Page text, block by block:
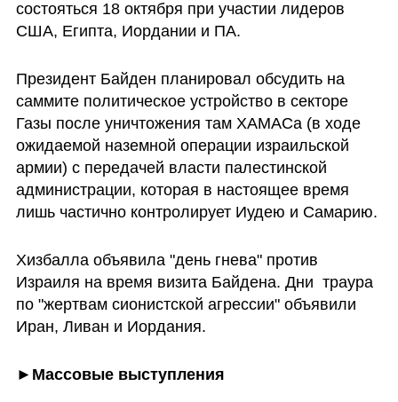
состояться 18 октября при участии лидеров
США, Египта, Иордании и ПА.
Президент Байден планировал обсудить на
саммите политическое устройство в секторе
Газы после уничтожения там ХАМАСа (в ходе
ожидаемой наземной операции израильской
армии) с передачей власти палестинской
администрации, которая в настоящее время
лишь частично контролирует Иудею и Самарию.
Хизбалла объявила "день гнева" против
Израиля на время визита Байдена. Дни  траура
по "жертвам сионистской агрессии" объявили
Иран, Ливан и Иордания.
► Массовые выступления